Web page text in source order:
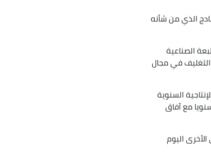
الذي من شأنه
الصناعية
في مجال
السنوية
3000 طن سنويا ومن المرتقب أن ترتفع إلى نحو 6000 طن سنويا مع آفاق
اليوم